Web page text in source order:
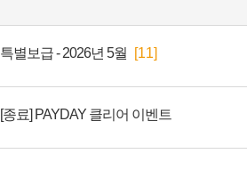
특별보급 - 2026년 5월 [11]
[종료] PAYDAY 클리어 이벤트